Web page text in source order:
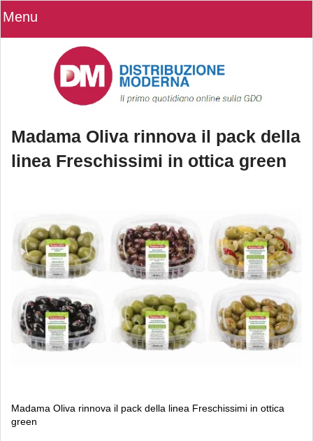
Menu
Madama Oliva rinnova il pack della
linea Freschissimi in ottica green
Madama Oliva rinnova il pack della linea Freschissimi in ottica
green